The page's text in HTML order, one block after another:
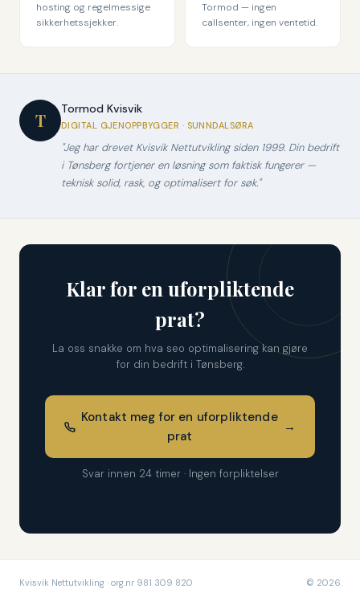
hosting og regelmessige
sikkerhetssjekker.
Tormod — ingen
callsenter, ingen ventetid.
T
Tormod Kvisvik
DIGITAL GJENOPPBYGGER · SUNNDALSØRA
"Jeg har drevet Kvisvik Nettutvikling siden 1999. Din bedrift
i Tønsberg fortjener en løsning som faktisk fungerer —
teknisk solid, rask, og optimalisert for søk."
Klar for en uforpliktende
prat?
La oss snakke om hva seo optimalisering kan gjøre
for din bedrift i Tønsberg.
Kontakt meg for en uforpliktende
prat
→
Svar innen 24 timer · Ingen forpliktelser
Kvisvik Nettutvikling · org.nr 981 309 820 © 2026